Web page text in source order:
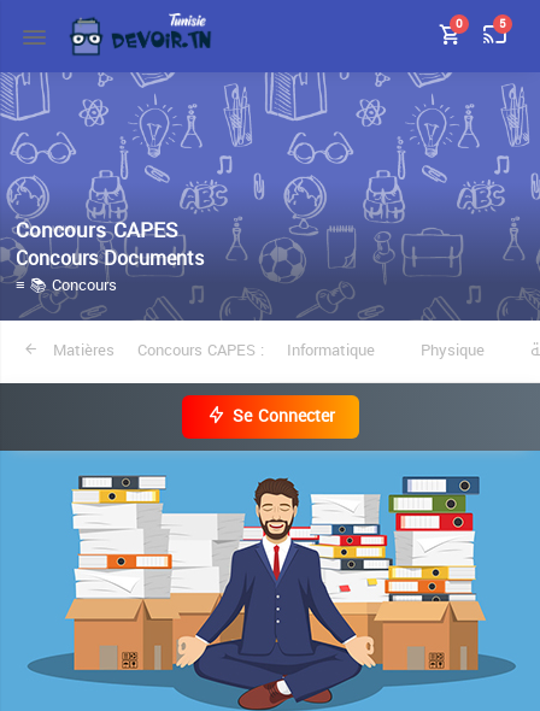
0 5
Concours CAPES
Concours Documents
≡ 📚 Concours
Matières Concours CAPES : Informatique Physique
Se Connecter